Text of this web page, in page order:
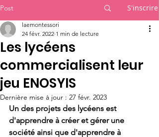
Post S'inscrire
Les lycéens
commercialisent leur
jeu ENOSYIS
laemontessori
24 févr. 2022 1 min de lecture
Dernière mise à jour : 27 févr. 2023
Un des projets des lycéens est
d'apprendre à créer et gérer une
société ainsi que d'apprendre à